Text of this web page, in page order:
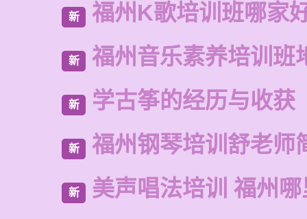
新 福州K歌培训班哪家
新 福州音乐素养培训班
新 学古筝的经历与收获
新 福州钢琴培训舒老师
新 美声唱法培训 福州